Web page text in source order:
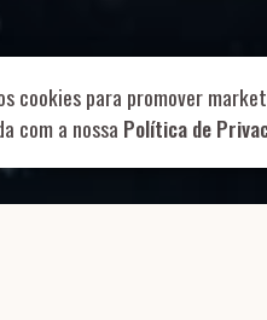
cookies para promover
com a nossa Política de